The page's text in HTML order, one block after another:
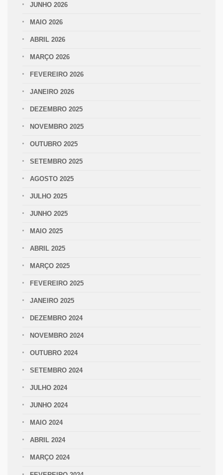
JUNHO 2026
MAIO 2026
ABRIL 2026
MARÇO 2026
FEVEREIRO 2026
JANEIRO 2026
DEZEMBRO 2025
NOVEMBRO 2025
OUTUBRO 2025
SETEMBRO 2025
AGOSTO 2025
JULHO 2025
JUNHO 2025
MAIO 2025
ABRIL 2025
MARÇO 2025
FEVEREIRO 2025
JANEIRO 2025
DEZEMBRO 2024
NOVEMBRO 2024
OUTUBRO 2024
SETEMBRO 2024
JULHO 2024
JUNHO 2024
MAIO 2024
ABRIL 2024
MARÇO 2024